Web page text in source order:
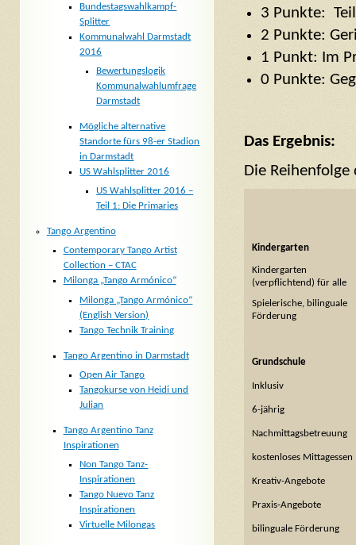
3 Punkte:
2 Punkte:
1 Punkt: Im
0 Punkte:
Das Ergebnis:
Die
Kindergarten
Kindergarten
(verpflichtend) für alle
Spielerische, bilinguale
Förderung
Grundschule
Inklusiv
6-jährig
Nachmittagsbetreuung
kostenloses Mittagessen
Kreativ-Angebote
Praxis-Angebote
bilinguale Förderung
Bundestagswahlkampf-
Splitter
Kommunalwahl Darmstadt
2016
Bewertungslogik
Kommunalwahlumfrage
Darmstadt
Mögliche alternative
Standorte fürs 98-er Stadion
in Darmstadt
US Wahlsplitter 2016
US Wahlsplitter 2016 –
Teil 1: Die Primaries
Tango Argentino
Contemporary Tango Artist
Collection – CTAC
Milonga „Tango Armónico“
Milonga „Tango Armónico“
(English Version)
Tango Technik Training
Tango Argentino in Darmstadt
Open Air Tango
Tangokurse von Heidi und
Julian
Tango Argentino Tanz
Inspirationen
Non Tango Tanz-
Inspirationen
Tango Nuevo Tanz
Inspirationen
Virtuelle Milongas